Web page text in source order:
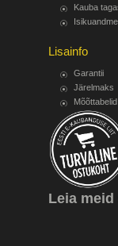
Kauba
Lisainfo
Garantii
Järelmaks
Mõõttabelid
Leia